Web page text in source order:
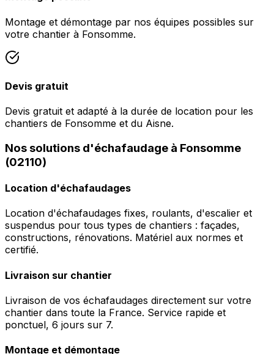
Montage et démontage par nos équipes possibles sur
votre chantier à Fonsomme.
Devis gratuit
Devis gratuit et adapté à la durée de location pour les
chantiers de Fonsomme et du Aisne.
Nos solutions d'échafaudage à Fonsomme
(02110)
Location d'échafaudages
Location d'échafaudages fixes, roulants, d'escalier et
suspendus pour tous types de chantiers : façades,
constructions, rénovations. Matériel aux normes et
certifié.
Livraison sur chantier
Livraison de vos échafaudages directement sur votre
chantier dans toute la France. Service rapide et
ponctuel, 6 jours sur 7.
Montage et démontage